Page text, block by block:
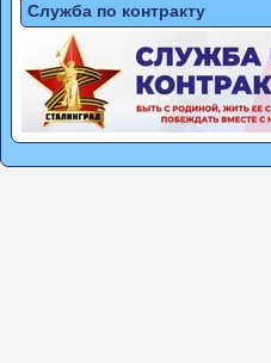
Служба по контракту